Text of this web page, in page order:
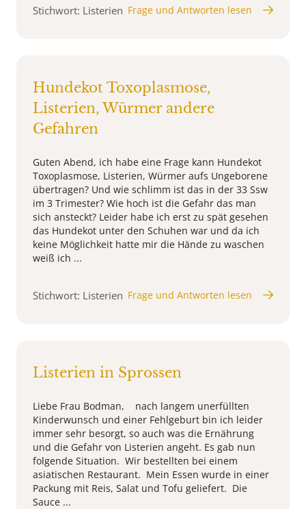
Stichwort: Listerien Frage und Antworten lesen
Hundekot Toxoplasmose,
Listerien, Würmer andere
Gefahren
Guten Abend, ich habe eine Frage kann Hundekot
Toxoplasmose, Listerien, Würmer aufs Ungeborene
übertragen? Und wie schlimm ist das in der 33 Ssw
im 3 Trimester? Wie hoch ist die Gefahr das man
sich ansteckt? Leider habe ich erst zu spät gesehen
das Hundekot unter den Schuhen war und da ich
keine Möglichkeit hatte mir die Hände zu waschen
weiß ich ...
Stichwort: Listerien Frage und Antworten lesen
Listerien in Sprossen
Liebe Frau Bodman, nach langem unerfüllten
Kinderwunsch und einer Fehlgeburt bin ich leider
immer sehr besorgt, so auch was die Ernährung
und die Gefahr von Listerien angeht. Es gab nun
folgende Situation. Wir bestellten bei einem
asiatischen Restaurant. Mein Essen wurde in einer
Packung mit Reis, Salat und Tofu geliefert. Die
Sauce ...